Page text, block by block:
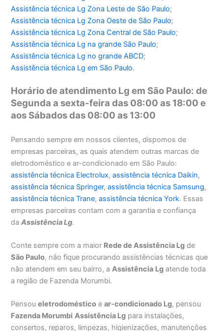
Assistência técnica Lg Zona Leste de São Paulo;
Assistência técnica Lg Zona Oeste de São Paulo;
Assistência técnica Lg Zona Central de São Paulo;
Assistência técnica Lg na grande São Paulo;
Assistência técnica Lg no grande ABCD;
Assistência técnica Lg em São Paulo.
Horário de atendimento Lg em São Paulo: de
Segunda a sexta-feira das 08:00 as 18:00 e
aos Sábados das 08:00 as 13:00
Pensando sempre em nossos clientes, dispomos de
empresas parceiras, as quais atendem outras marcas de
eletrodoméstico e ar-condicionado em São Paulo:
assistência técnica Electrolux,assistência técnica Daikin,
assistência técnica Springer,assistência técnica Samsung,
assistência técnica Trane,assistência técnica York. Essas
empresas parceiras contam com a garantia e confiança
daAssistência Lg.
Conte sempre com a maior Rede de Assistência Lg de
São Paulo, não fique procurando assistências técnicas que
não atendem em seu bairro, aAssistência Lg atende toda
a região de Fazenda Morumbi.
Pensoueletrodoméstico ear-condicionado Lg, pensou
Fazenda Morumbi Assistência Lg para instalações,
consertos, reparos, limpezas, higienizações, manutenções